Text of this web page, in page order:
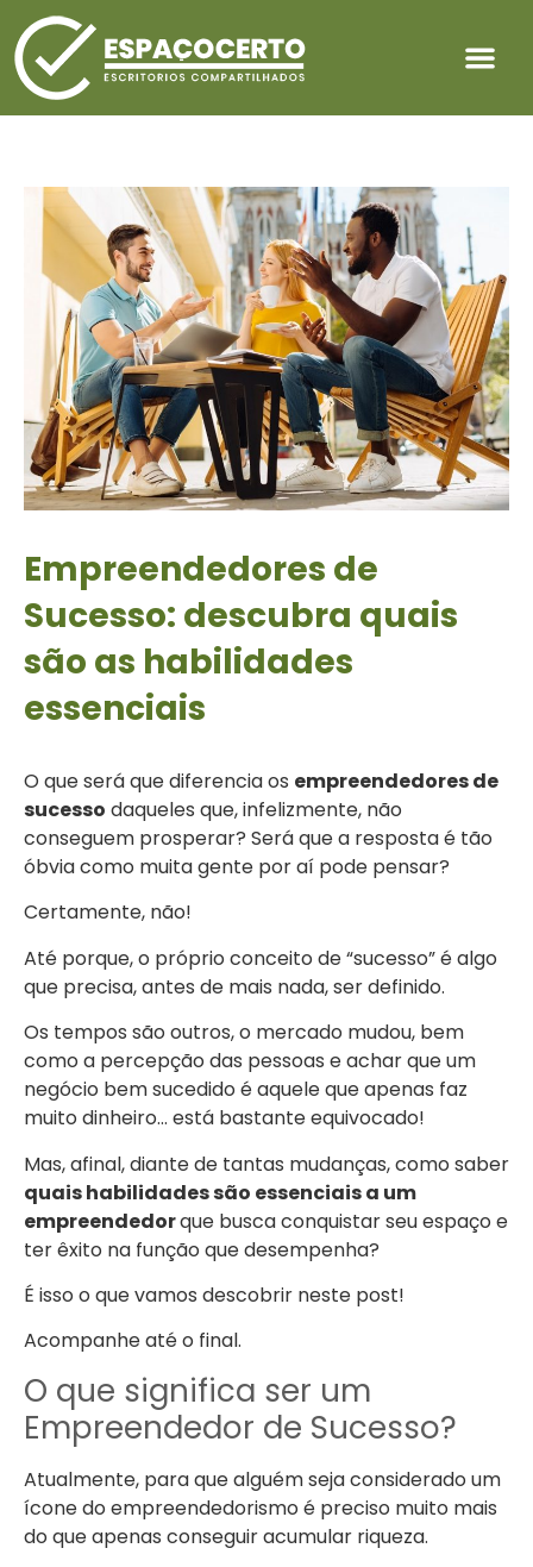
Empreendedores de
Sucesso: descubra quais
são as habilidades
essenciais
O que será que diferencia os empreendedores de
sucesso daqueles que, infelizmente, não
conseguem prosperar? Será que a resposta é tão
óbvia como muita gente por aí pode pensar?
Certamente, não!
Até porque, o próprio conceito de “sucesso” é algo
que precisa, antes de mais nada, ser definido.
Os tempos são outros, o mercado mudou, bem
como a percepção das pessoas e achar que um
negócio bem sucedido é aquele que apenas faz
muito dinheiro… está bastante equivocado!
Mas, afinal, diante de tantas mudanças, como saber
quais habilidades são essenciais a um
empreendedorque busca conquistar seu espaço e
ter êxito na função que desempenha?
É isso o que vamos descobrir neste post!
Acompanhe até o final.
O que significa ser um
Empreendedor de Sucesso?
Atualmente, para que alguém seja considerado um
ícone do empreendedorismo é preciso muito mais
do que apenas conseguir acumular riqueza.